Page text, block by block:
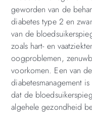
geworden van de
diabetes type 2 en
van de
zoals hart- en
oogproblemen,
voorkomen. Een van
diabetesmanagement
dat de
algehele gezondheid